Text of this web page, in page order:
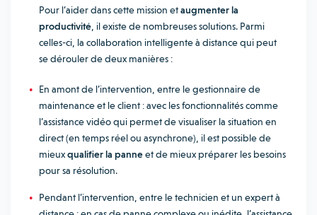
Pour l’aider dans cette mission etaugmenter la
productivité , il existe de nombreuses solutions. Parmi
celles-ci, la collaboration intelligente à distance qui peut
se dérouler de deux manières :
En amont de l’intervention, entre le gestionnaire de
maintenance et le client : avec les fonctionnalités comme
l’assistance vidéo qui permet de visualiser la situation en
direct (en temps réel ou asynchrone), il est possible de
mieuxqualifier la panneet de mieux préparer les besoins
pour sa résolution.
Pendant l’intervention, entre le technicien et un expert à